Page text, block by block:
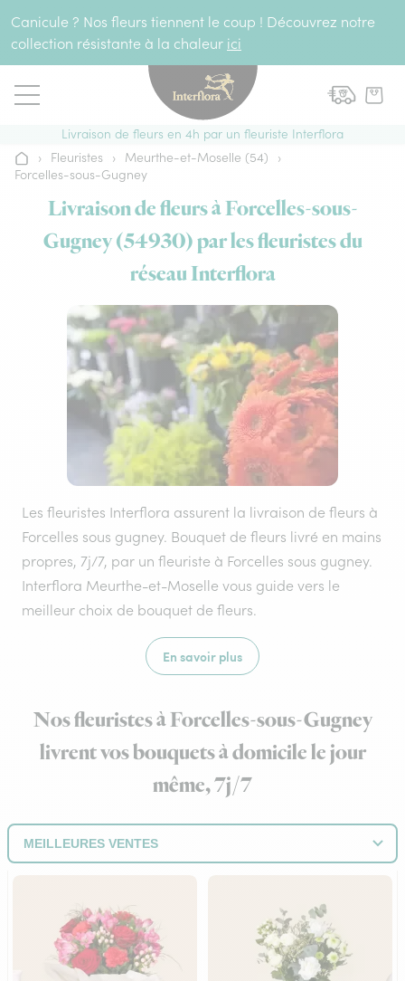
Canicule ? Nos fleurs tiennent le coup ! Découvrez notre
collection résistante à la chaleur ici
Livraison de fleurs en 4h par un fleuriste Interflora
Accueil
› Fleuristes › Meurthe-et-Moselle (54)
›
Forcelles-sous-Gugney
Livraison de fleurs à Forcelles-sous-
Gugney (54930) par les fleuristes du
réseau Interflora
Les fleuristes Interflora assurent la livraison de fleurs à
Forcelles sous gugney. Bouquet de fleurs livré en mains
propres, 7j/7, par un fleuriste à Forcelles sous gugney.
Interflora Meurthe-et-Moselle vous guide vers le
meilleur choix de bouquet de fleurs.
En savoir plus
Nos fleuristes à Forcelles-sous-Gugney
livrent vos bouquets à domicile le jour
même, 7j/7